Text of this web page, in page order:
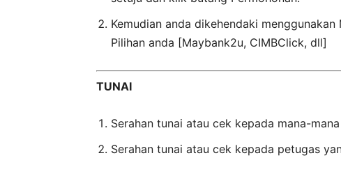
Kemudian anda dikehendaki
Pilihan anda [Maybank2u, CIMBClick, dll]
TUNAI
Serahan tunai atau cek kepada mana-
Serahan tunai atau cek kepada petugas